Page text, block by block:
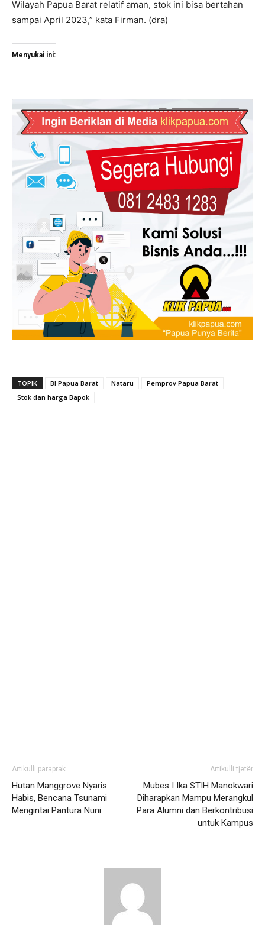
Wilayah Papua Barat relatif aman, stok ini bisa bertahan
sampai April 2023,” kata Firman. (dra)
Menyukai ini:
TOPIK BI Papua Barat Nataru
Pemprov Papua Barat
Stok dan harga Bapok
Artikulli paraprak
Hutan Manggrove Nyaris
Habis, Bencana Tsunami
Mengintai Pantura Nuni
Artikulli tjetër
Mubes I Ika STIH Manokwari
Diharapkan Mampu Merangkul
Para Alumni dan Berkontribusi
untuk Kampus